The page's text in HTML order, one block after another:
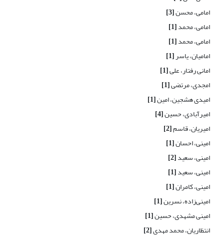
امامی، محسن[3]
امامی، محمد[1]
امامی، محمد[1]
امامیان، یاسر[1]
امانی رفتار، علی[1]
امجدی، مرتضی[1]
امیدی هشجین، امین[1]
امیرآبادی، حسین[4]
امیریان، قاسم[2]
امینی، احسان[1]
امینی، سعید[2]
امینی، سعید[1]
امینی، کامران[1]
امینی‌زاده، نسرین[1]
امینی مشهدی، حسین[1]
انتظاریان، محمد مهدی[2]